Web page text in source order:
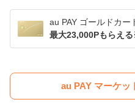
au PAY ゴールドカー
最大23,000Pもらえ
au PAY マーケッ